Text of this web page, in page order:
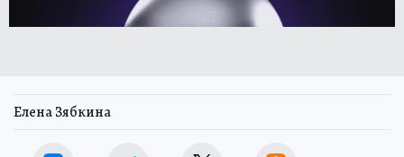
Елена Зябкина